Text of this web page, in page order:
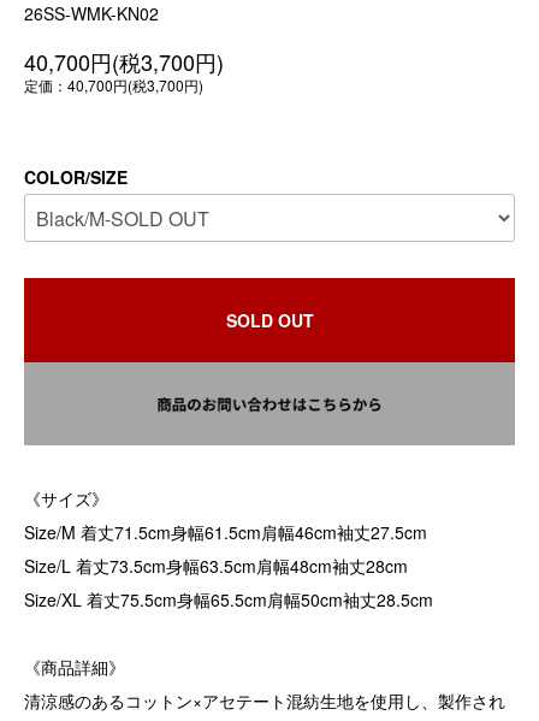
26SS-WMK-KN02
40,700円(税3,700円)
定価：40,700円(税3,700円)
COLOR/SIZE
SOLD OUT
《サイズ》
Size/M 着丈71.5cm身幅61.5cm肩幅46cm袖丈27.5cm
Size/L 着丈73.5cm身幅63.5cm肩幅48cm袖丈28cm
Size/XL 着丈75.5cm身幅65.5cm肩幅50cm袖丈28.5cm
《商品詳細》
清涼感のあるコットン×アセテート混紡生地を使用し、製作され